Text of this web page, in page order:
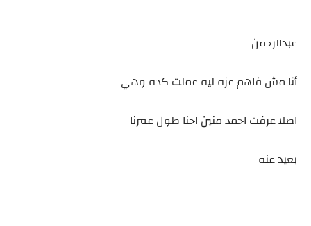
عبدالرحمن
أنا مش فاهم عزه ليه عملت كده وهي
اصلا عرفت احمد منين احنا طول عمرنا
بعيد عنه